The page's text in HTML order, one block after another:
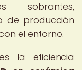
sobrantes,
de producción
el entorno.
la eficiencia